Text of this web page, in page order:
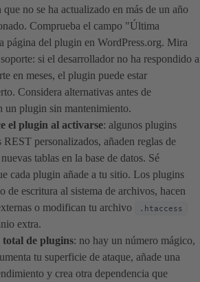
no se ha actualizado en más de un año
Comprueba el campo "Última
página del plugin en WordPress.org. Mira
si el desarrollador no ha respondido a
en meses, el plugin puede estar
Considera alternativas antes de
un plugin sin mantenimiento.
el plugin al activarse: algunos plugins
REST personalizados, añaden reglas de
tablas en la base de datos. Sé
cada plugin añade a tu sitio. Los plugins
de escritura al sistema de archivos, hacen
o modifican tu archivo
.htaccess
extra.
de plugins: no hay un número mágico,
tu superficie de ataque, añade una
y crea otra dependencia que